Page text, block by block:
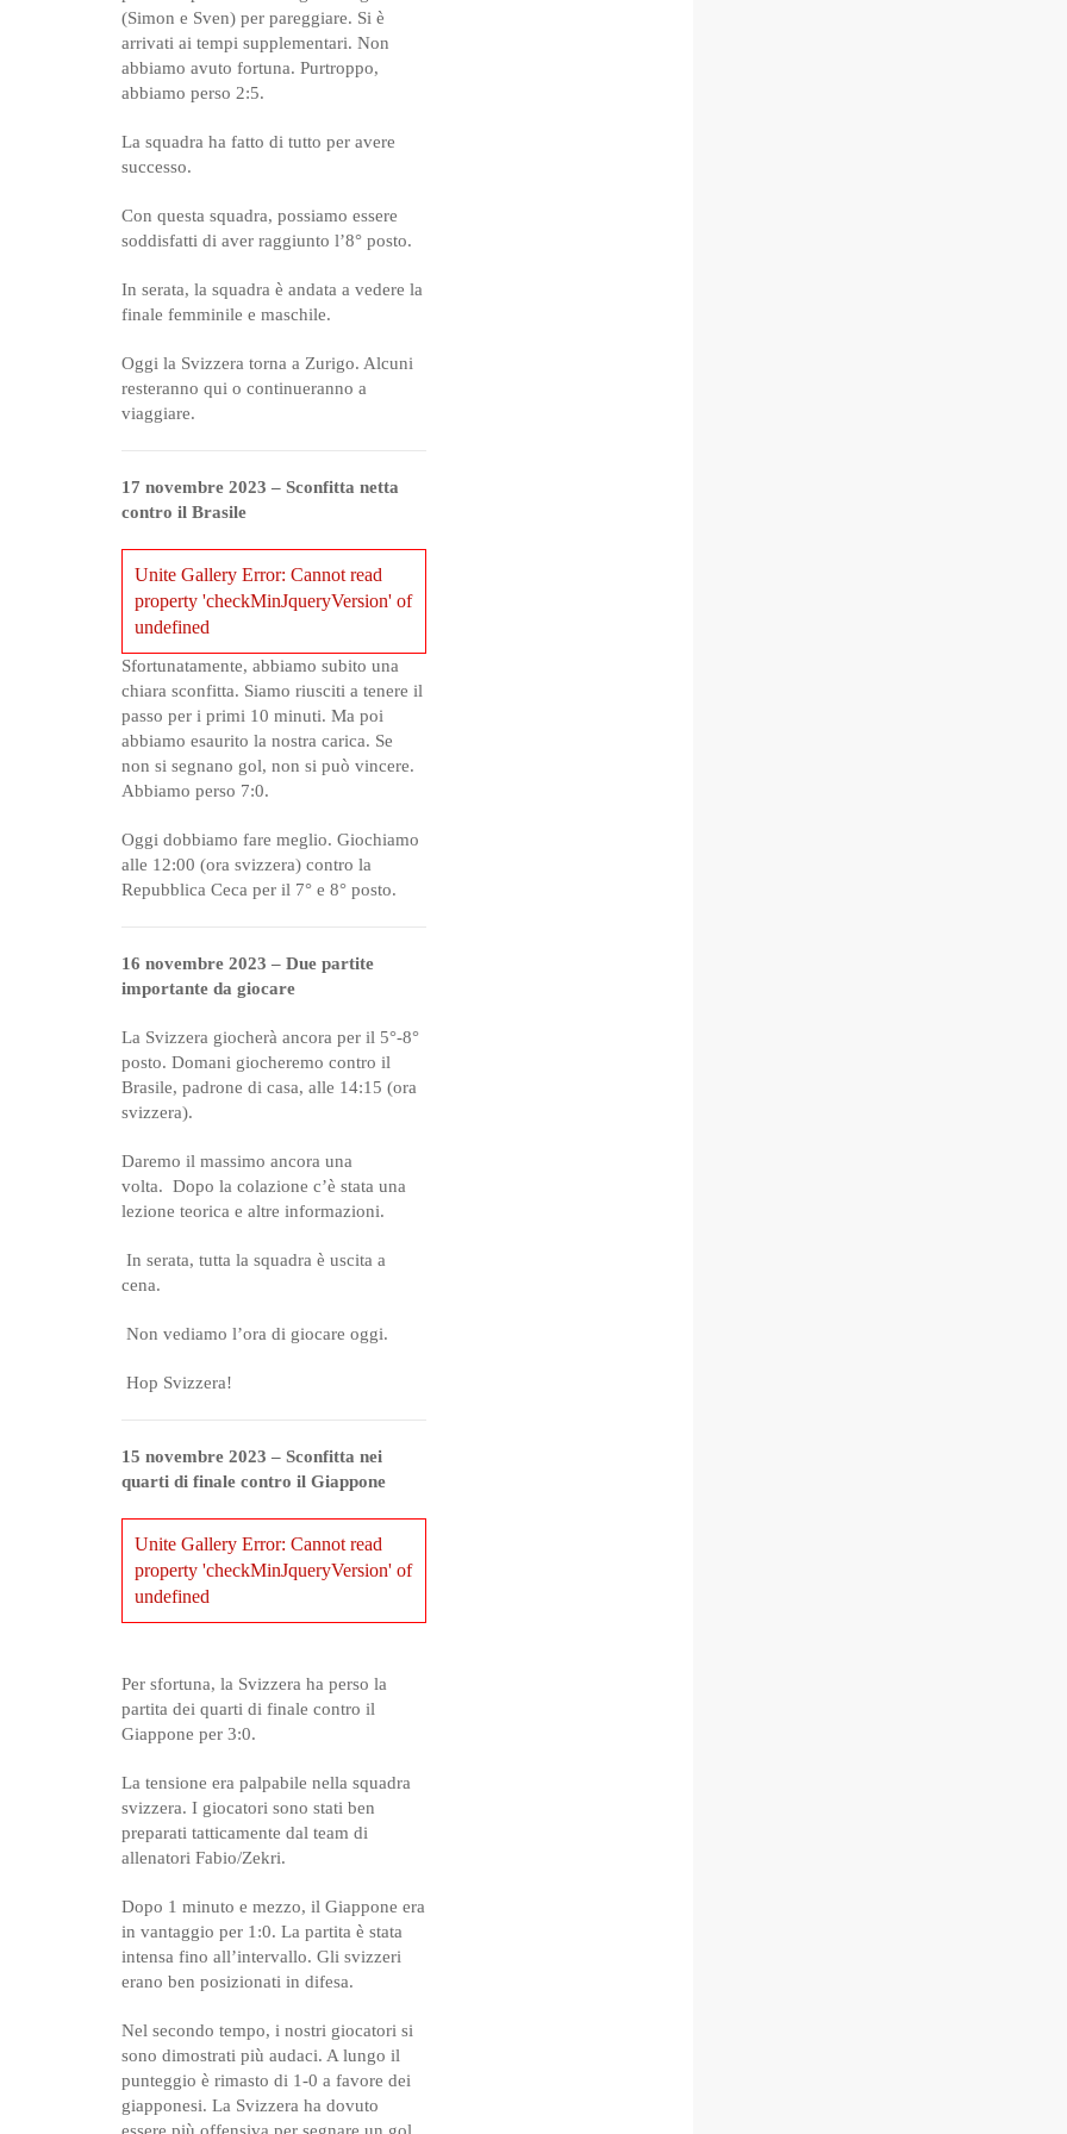
(Simon e Sven) per pareggiare. Si è
arrivati ai tempi supplementari. Non
abbiamo avuto fortuna. Purtroppo,
abbiamo perso 2:5.
La squadra ha fatto di tutto per avere
successo.
Con questa squadra, possiamo essere
soddisfatti di aver raggiunto l’8° posto.
In serata, la squadra è andata a vedere la
finale femminile e maschile.
Oggi la Svizzera torna a Zurigo. Alcuni
resteranno qui o continueranno a
viaggiare.
17 novembre 2023 – Sconfitta netta
contro il Brasile
Unite Gallery Error: Cannot read
property 'checkMinJqueryVersion' of
undefined
Sfortunatamente, abbiamo subito una
chiara sconfitta. Siamo riusciti a tenere il
passo per i primi 10 minuti. Ma poi
abbiamo esaurito la nostra carica. Se
non si segnano gol, non si può vincere.
Abbiamo perso 7:0.
Oggi dobbiamo fare meglio. Giochiamo
alle 12:00 (ora svizzera) contro la
Repubblica Ceca per il 7° e 8° posto.
16 novembre 2023 – Due partite
importante da giocare
La Svizzera giocherà ancora per il 5°-8°
posto. Domani giocheremo contro il
Brasile, padrone di casa, alle 14:15 (ora
svizzera).
Daremo il massimo ancora una
volta. Dopo la colazione c’è stata una
lezione teorica e altre informazioni.
In serata, tutta la squadra è uscita a
cena.
Non vediamo l’ora di giocare oggi.
Hop Svizzera!
15 novembre 2023 – Sconfitta nei
quarti di finale contro il Giappone
Unite Gallery Error: Cannot read
property 'checkMinJqueryVersion' of
undefined
Per sfortuna, la Svizzera ha perso la
partita dei quarti di finale contro il
Giappone per 3:0.
La tensione era palpabile nella squadra
svizzera. I giocatori sono stati ben
preparati tatticamente dal team di
allenatori Fabio/Zekri.
Dopo 1 minuto e mezzo, il Giappone era
in vantaggio per 1:0. La partita è stata
intensa fino all’intervallo. Gli svizzeri
erano ben posizionati in difesa.
Nel secondo tempo, i nostri giocatori si
sono dimostrati più audaci. A lungo il
punteggio è rimasto di 1-0 a favore dei
giapponesi. La Svizzera ha dovuto